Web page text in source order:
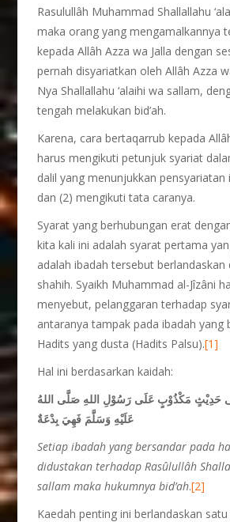
Rasulullâh Muhammad Shallallahu
maka orang yang mengamalkannya
kepada Allâh Azza wa Jalla dengan
pernah disyariatkan oleh Allâh Azza
Nya Shallallahu ‘alaihi wa sallam,
tengah melakukan bid’ah.
Karena, cara bertaqarrub kepada
harus mengikuti petunjuk syariat
dalil yang menunjukkan
dan (2) mengikuti tata caranya.
Syarat yang berhubungan erat
kita kali ini adalah syarat pertama
adalah ibadah tersebut berlandaskan
shahih. Syaikh Muhammad al-Jîzâni
menyebut, pelanggaran terhadap
antaranya tampak pada ibadah yang
Hadits yang dusta (Hadits Palsu).[1]
Hal ini berdasarkan kaidah:
حَدِيْثٍ مَكْذُوْبٍ عَلَى رَسُوْلِ اللهِ صَلَّى اللهُ
عَلَيْهِ وَسَلَّمَ فَهِيَ بِدْعَةٌ
Setiap ibadah yang bersandar pada
didustakan terhadap Rasûlullâh
sallam maka hukumnya bid’ah.[2]
Kaedah penting ini berlandaskan